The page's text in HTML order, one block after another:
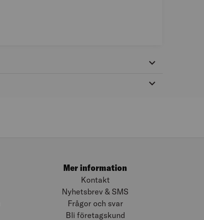
Mer information
Kontakt
Nyhetsbrev & SMS
Frågor och svar
Bli företagskund